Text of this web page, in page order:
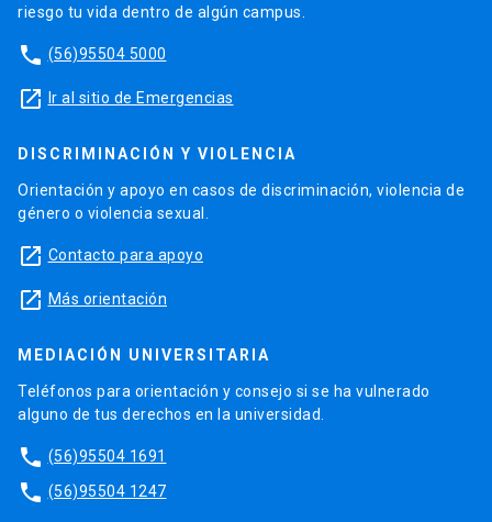
riesgo tu vida dentro de algún campus.
phone (56)95504 5000
launch Ir al sitio de Emergencias
DISCRIMINACIÓN Y VIOLENCIA
Orientación y apoyo en casos de discriminación, violencia de
género o violencia sexual.
launch Contacto para apoyo
launch Más orientación
MEDIACIÓN UNIVERSITARIA
Teléfonos para orientación y consejo si se ha vulnerado
alguno de tus derechos en la universidad.
phone (56)95504 1691
phone (56)95504 1247